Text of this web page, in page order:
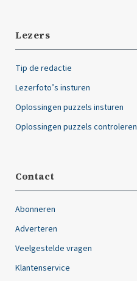
Lezers
Tip de redactie
Lezerfoto’s insturen
Oplossingen puzzels insturen
Oplossingen puzzels controleren
Contact
Abonneren
Adverteren
Veelgestelde vragen
Klantenservice